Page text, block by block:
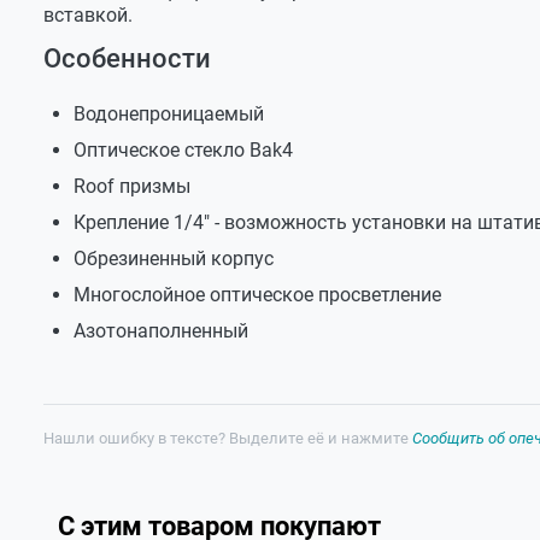
вставкой.
Особенности
Водонепроницаемый
Оптическое стекло Bak4
Roof призмы
Крепление 1/4" - возможность установки на
Обрезиненный корпус
Многослойное оптическое просветление
Азотонаполненный
Влагостойкость
Размер в коробке
Нашли ошибку в тексте? Выделите её и нажмите Сообщить об
С этим товаром покупают